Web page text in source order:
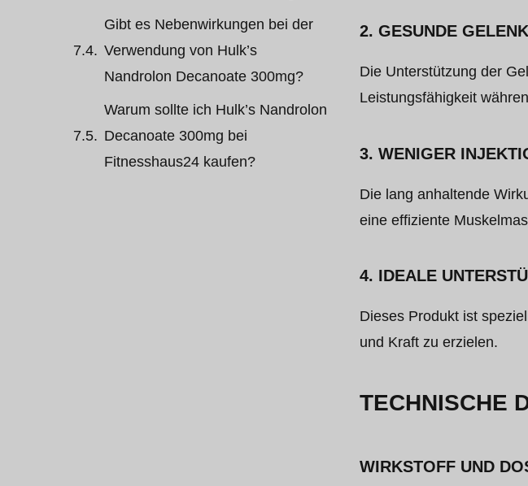
Gibt es Nebenwirkungen bei der
Verwendung von Hulk’s
Nandrolon Decanoate 300mg?
Warum sollte ich Hulk’s Nandrolon
Decanoate 300mg bei
Fitnesshaus24 kaufen?
2. GESUNDE
Die Unterstützung der
Leistungsfähigkeit
3. WENIGER
Die lang anhaltende
eine effiziente
4. IDEALE
Dieses Produkt ist
und Kraft zu erzielen.
TECHNISCHE
WIRKSTOFF UND